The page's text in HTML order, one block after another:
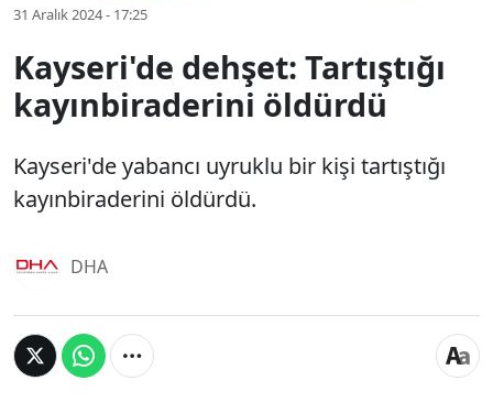
31 Aralık 2024 - 17:25
Kayseri'de dehşet: Tartıştığı
kayınbiraderini öldürdü
Kayseri'de yabancı uyruklu bir kişi tartıştığı
kayınbiraderini öldürdü.
DHA